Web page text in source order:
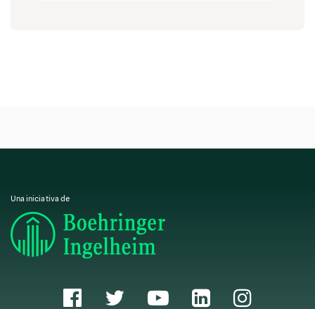
Una iniciativa de